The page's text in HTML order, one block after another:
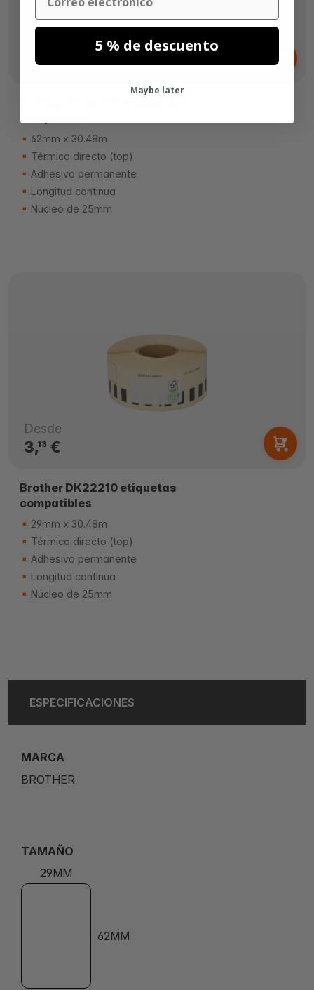
3, €
compatibles
62mm x 30.48m
Térmico directo (top)
Adhesivo permanente
Longitud continua
Núcleo de 25mm
Desde
3,13€
Brother DK22210 etiquetas
compatibles
29mm x 30.48m
Térmico directo (top)
Adhesivo permanente
Longitud continua
Núcleo de 25mm
ESPECIFICACIONES
MARCA
BROTHER
TAMAÑO
29MM
62MM
5 % de descuento
Maybe later